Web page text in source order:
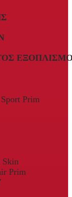
Prim
Skin
Prim